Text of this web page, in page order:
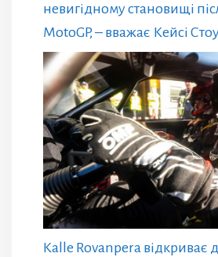
невигідному становищі
MotoGP, – вважає Кейсі
Kalle Rovanpera відкриває